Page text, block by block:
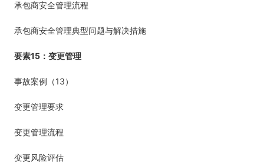
承包商安全管理流程
承包商安全管理典型问题与解决措施
要素15 ：变更管理
事故案例（13）
变更管理要求
变更管理流程
变更风险评估